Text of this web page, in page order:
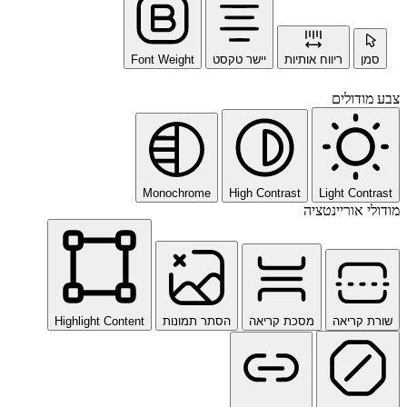
סמן ריווח אותיות יישר טקסט Font Weight
צבע מודולים
Light Contrast
High Contrast
Monochrome
מודולי אוריינטציה
שורת קריאה מסכת קריאה הסתר תמונות Highlight Content